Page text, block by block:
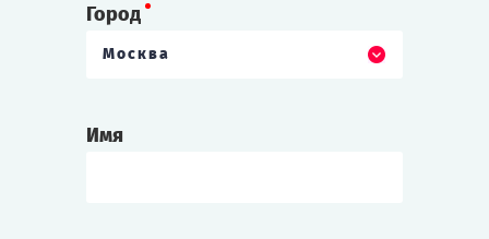
Город
Москва
Имя